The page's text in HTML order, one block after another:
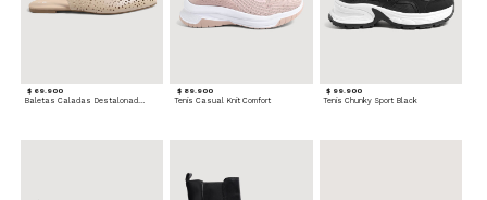
$ 69.900
Baletas Caladas Destalonadas
$ 89.900
Tenis Casual Knit Comfort
$ 99.900
Tenis Chunky Sport Black